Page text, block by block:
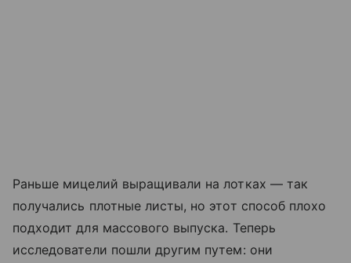
Раньше мицелий выращивали на лотках — так
получались плотные листы, но этот способ плохо
подходит для массового выпуска. Теперь
исследователи пошли другим путем: они